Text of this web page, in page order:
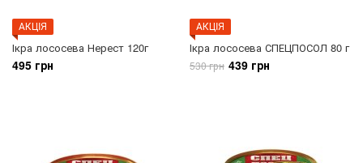
АКЦIЯ
Ікра лососева Нерест 120г
495 грн
АКЦIЯ
Ікра лососева СПЕЦПОСОЛ 80 г
530 грн 439 грн